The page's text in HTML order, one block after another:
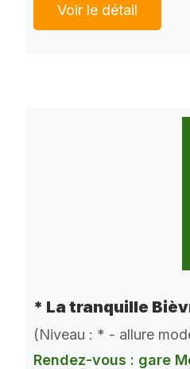
Voir le détail
* La tranquille
(Niveau : * - allure
Rendez-vous : gare